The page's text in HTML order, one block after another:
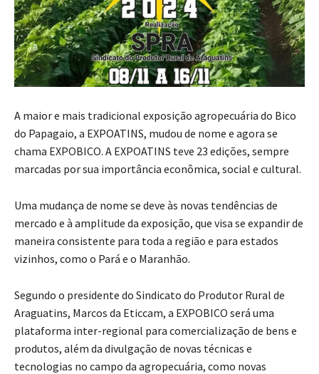
A maior e mais tradicional exposição agropecuária do Bico
do Papagaio, a EXPOATINS, mudou de nome e agora se
chama EXPOBICO. A EXPOATINS teve 23 edições, sempre
marcadas por sua importância econômica, social e cultural.
Uma mudança de nome se deve às novas tendências de
mercado e à amplitude da exposição, que visa se expandir de
maneira consistente para toda a região e para estados
vizinhos, como o Pará e o Maranhão.
Segundo o presidente do Sindicato do Produtor Rural de
Araguatins, Marcos da Eticcam, a EXPOBICO será uma
plataforma inter-regional para comercialização de bens e
produtos, além da divulgação de novas técnicas e
tecnologias no campo da agropecuária, como novas